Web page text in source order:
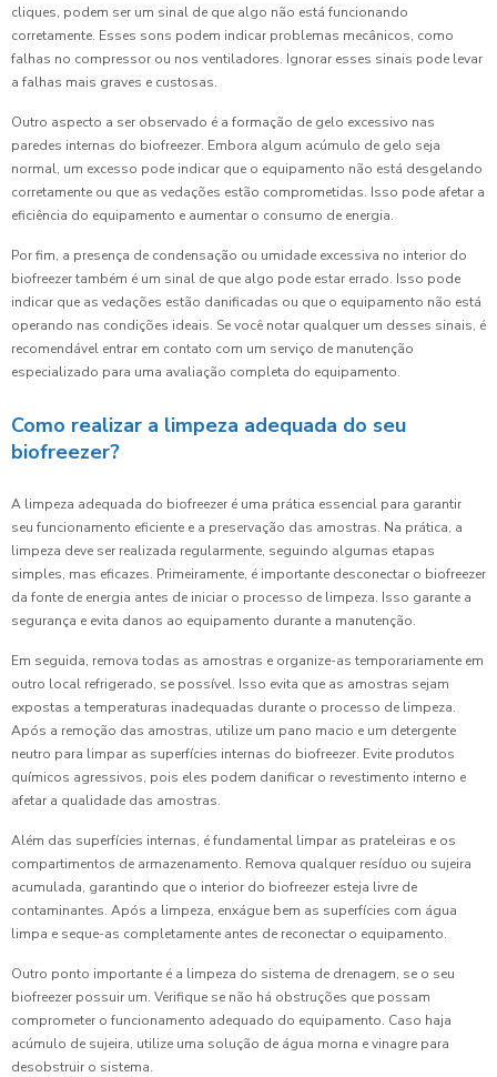
cliques, podem ser um sinal de que algo não está funcionando
corretamente. Esses sons podem indicar problemas mecânicos, como
falhas no compressor ou nos ventiladores. Ignorar esses sinais pode levar
a falhas mais graves e custosas.
Outro aspecto a ser observado é a formação de gelo excessivo nas
paredes internas do biofreezer. Embora algum acúmulo de gelo seja
normal, um excesso pode indicar que o equipamento não está desgelando
corretamente ou que as vedações estão comprometidas. Isso pode afetar a
eficiência do equipamento e aumentar o consumo de energia.
Por fim, a presença de condensação ou umidade excessiva no interior do
biofreezer também é um sinal de que algo pode estar errado. Isso pode
indicar que as vedações estão danificadas ou que o equipamento não está
operando nas condições ideais. Se você notar qualquer um desses sinais, é
recomendável entrar em contato com um serviço de manutenção
especializado para uma avaliação completa do equipamento.
Como realizar a limpeza adequada do seu
biofreezer?
A limpeza adequada do biofreezer é uma prática essencial para garantir
seu funcionamento eficiente e a preservação das amostras. Na prática, a
limpeza deve ser realizada regularmente, seguindo algumas etapas
simples, mas eficazes. Primeiramente, é importante desconectar o biofreezer
da fonte de energia antes de iniciar o processo de limpeza. Isso garante a
segurança e evita danos ao equipamento durante a manutenção.
Em seguida, remova todas as amostras e organize-as temporariamente em
outro local refrigerado, se possível. Isso evita que as amostras sejam
expostas a temperaturas inadequadas durante o processo de limpeza.
Após a remoção das amostras, utilize um pano macio e um detergente
neutro para limpar as superfícies internas do biofreezer. Evite produtos
químicos agressivos, pois eles podem danificar o revestimento interno e
afetar a qualidade das amostras.
Além das superfícies internas, é fundamental limpar as prateleiras e os
compartimentos de armazenamento. Remova qualquer resíduo ou sujeira
acumulada, garantindo que o interior do biofreezer esteja livre de
contaminantes. Após a limpeza, enxágue bem as superfícies com água
limpa e seque-as completamente antes de reconectar o equipamento.
Outro ponto importante é a limpeza do sistema de drenagem, se o seu
biofreezer possuir um. Verifique se não há obstruções que possam
comprometer o funcionamento adequado do equipamento. Caso haja
acúmulo de sujeira, utilize uma solução de água morna e vinagre para
desobstruir o sistema.